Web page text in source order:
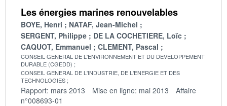
Les énergies marines renouvelables
BOYE, Henri
NATAF, Jean-Michel
SERGENT, Philippe
DE LA COCHETIERE, Loïc
CAQUOT, Emmanuel
CLEMENT, Pascal
CONSEIL GENERAL DE L'ENVIRONNEMENT ET DU DEVELOPPEMENT
DURABLE (CGEDD)
CONSEIL GENERAL DE L'INDUSTRIE, DE L'ENERGIE ET DES
TECHNOLOGIES
Rapport: mars 2013 Mise en ligne: mai 2013
Affaire
n°008693-01